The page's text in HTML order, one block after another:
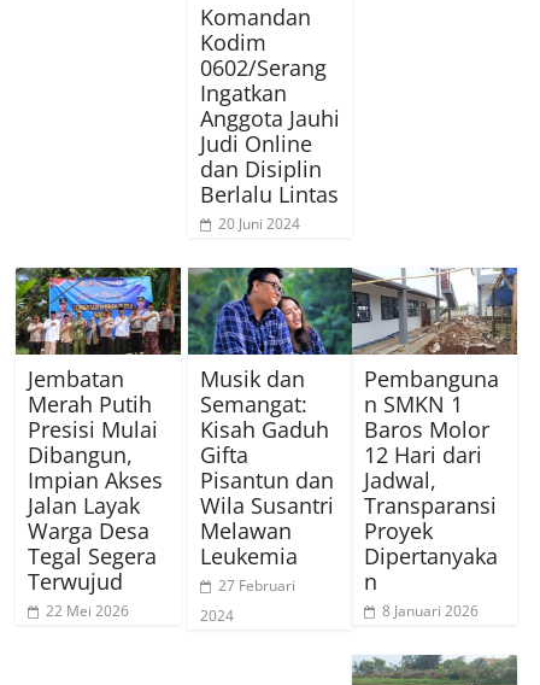
Komandan
Kodim
0602/Serang
Ingatkan
Anggota Jauhi
Judi Online
dan Disiplin
Berlalu Lintas
20 Juni 2024
Jembatan
Merah Putih
Presisi Mulai
Dibangun,
Impian Akses
Jalan Layak
Warga Desa
Tegal Segera
Terwujud
22 Mei 2026
Musik dan
Semangat:
Kisah Gaduh
Gifta
Pisantun dan
Wila Susantri
Melawan
Leukemia
27 Februari
2024
Pembanguna
n SMKN 1
Baros Molor
12 Hari dari
Jadwal,
Transparansi
Proyek
Dipertanyaka
n
8 Januari 2026